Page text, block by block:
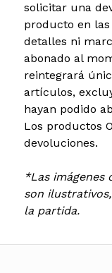
solicitar una
producto en
detalles ni
abonado al
reintegrará
artículos,
hayan podido
Los productos
devoluciones.
*Las imágenes
son
la partida.